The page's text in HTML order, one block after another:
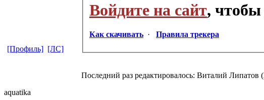
Войдите на сайт,
Как скачивать · Правила трекера
Последний раз редактировалось: Виталий Липатов
[Профиль] [ЛС]
aquatika